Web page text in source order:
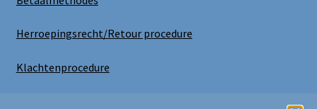
Herroepingsrecht/Retour procedure
Klachtenprocedure